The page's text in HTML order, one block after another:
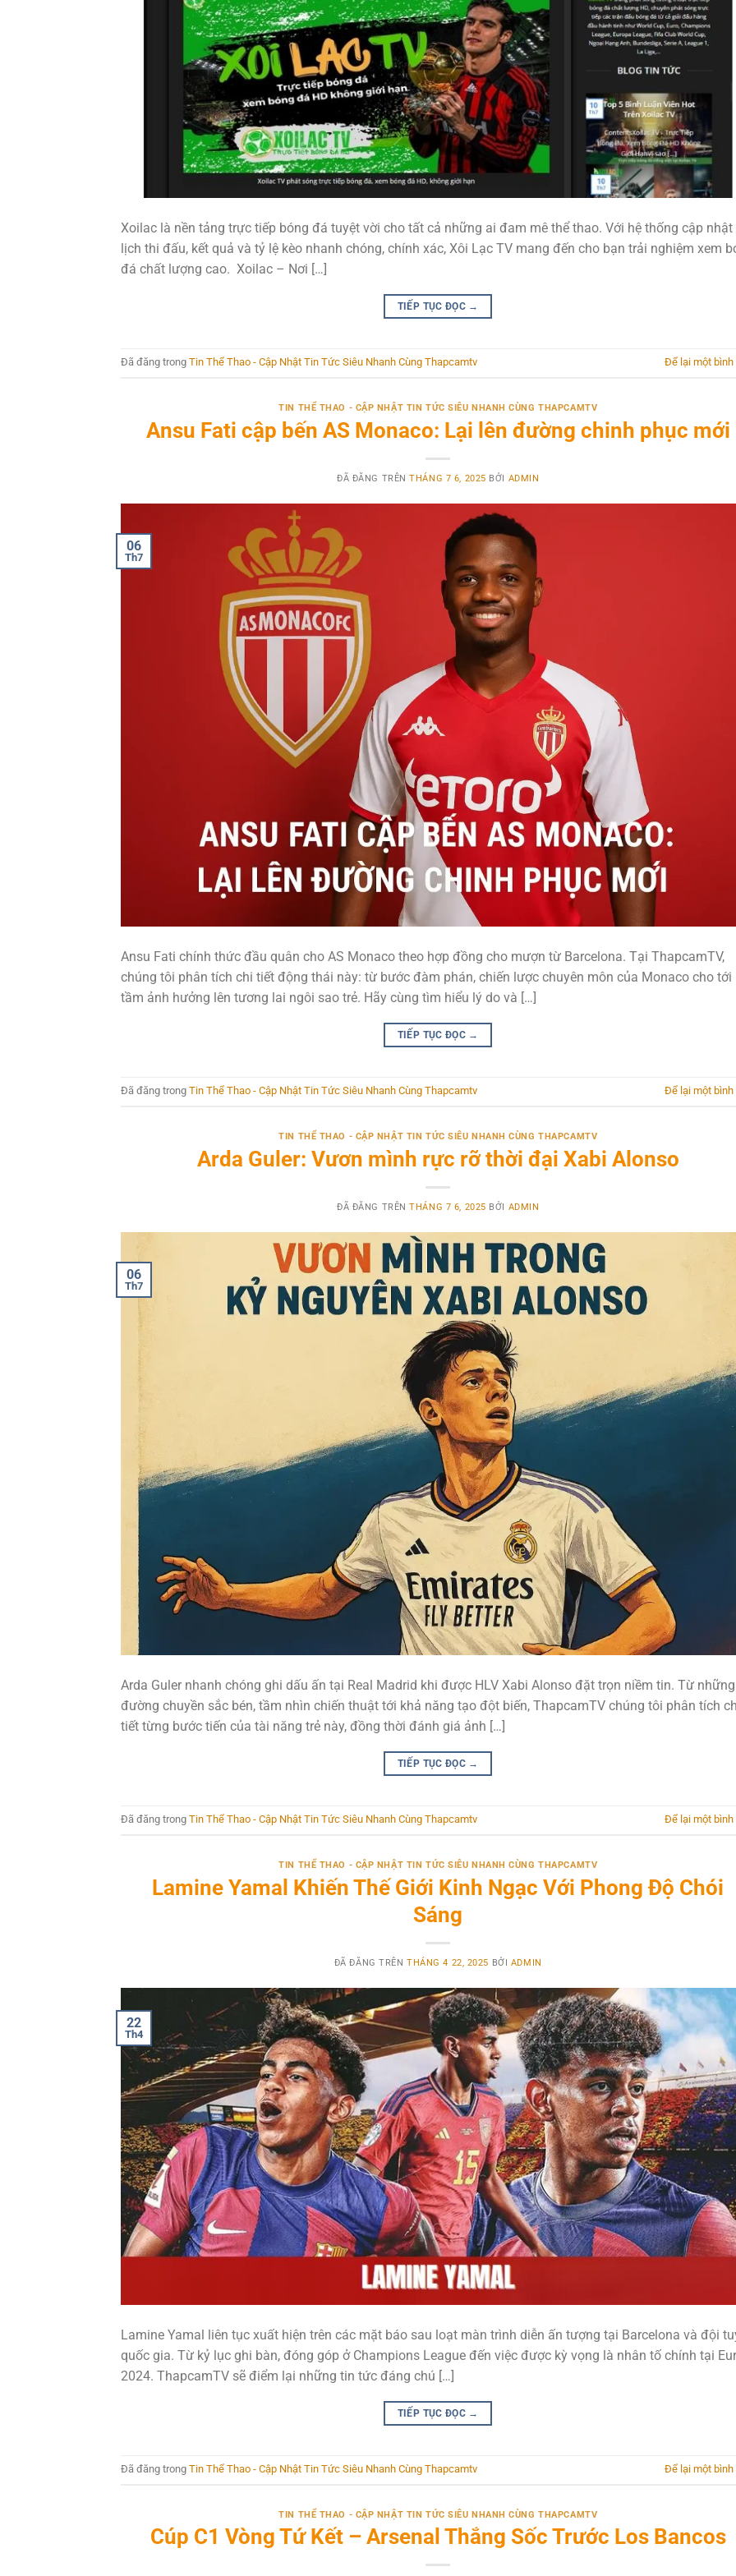
Xoilac là nền tảng trực tiếp bóng đá tuyệt vời cho tất cả những ai đam mê thể thao. Với hệ thống cập nhật
lịch thi đấu, kết quả và tỷ lệ kèo nhanh chóng, chính xác, Xôi Lạc TV mang đến cho bạn trải nghiệm xem
đá chất lượng cao. Xoilac – Nơi […]
TIẾP TỤC ĐỌC →
Đã đăng trong Tin Thể Thao - Cập Nhật Tin Tức Siêu Nhanh Cùng Thapcamtv Để lại một bình
TIN THỂ THAO - CẬP NHẬT TIN TỨC SIÊU NHANH CÙNG THAPCAMTV
Ansu Fati cập bến AS Monaco: Lại lên đường chinh phục mới
ĐÃ ĐĂNG TRÊNTHÁNG 7 6, 2025 BỞI ADMIN
06
Th7
Ansu Fati chính thức đầu quân cho AS Monaco theo hợp đồng cho mượn từ Barcelona. Tại ThapcamTV,
chúng tôi phân tích chi tiết động thái này: từ bước đàm phán, chiến lược chuyên môn của Monaco cho tới
tầm ảnh hưởng lên tương lai ngôi sao trẻ. Hãy cùng tìm hiểu lý do và […]
TIẾP TỤC ĐỌC →
Đã đăng trong Tin Thể Thao - Cập Nhật Tin Tức Siêu Nhanh Cùng Thapcamtv Để lại một bình
TIN THỂ THAO - CẬP NHẬT TIN TỨC SIÊU NHANH CÙNG THAPCAMTV
Arda Guler: Vươn mình rực rỡ thời đại Xabi Alonso
ĐÃ ĐĂNG TRÊNTHÁNG 7 6, 2025 BỞI ADMIN
06
Th7
Arda Guler nhanh chóng ghi dấu ấn tại Real Madrid khi được HLV Xabi Alonso đặt trọn niềm tin. Từ những
đường chuyền sắc bén, tầm nhìn chiến thuật tới khả năng tạo đột biến, ThapcamTV chúng tôi phân tích
tiết từng bước tiến của tài năng trẻ này, đồng thời đánh giá ảnh […]
TIẾP TỤC ĐỌC →
Đã đăng trong Tin Thể Thao - Cập Nhật Tin Tức Siêu Nhanh Cùng Thapcamtv Để lại một bình
TIN THỂ THAO - CẬP NHẬT TIN TỨC SIÊU NHANH CÙNG THAPCAMTV
Lamine Yamal Khiến Thế Giới Kinh Ngạc Với Phong Độ Chói
Sáng
ĐÃ ĐĂNG TRÊNTHÁNG 4 22, 2025 BỞI ADMIN
22
Th4
Lamine Yamal liên tục xuất hiện trên các mặt báo sau loạt màn trình diễn ấn tượng tại Barcelona và đội
quốc gia. Từ kỷ lục ghi bàn, đóng góp ở Champions League đến việc được kỳ vọng là nhân tố chính tại
2024. ThapcamTV sẽ điểm lại những tin tức đáng chú […]
TIẾP TỤC ĐỌC →
Đã đăng trong Tin Thể Thao - Cập Nhật Tin Tức Siêu Nhanh Cùng Thapcamtv Để lại một bình
TIN THỂ THAO - CẬP NHẬT TIN TỨC SIÊU NHANH CÙNG THAPCAMTV
Cúp C1 Vòng Tứ Kết – Arsenal Thắng Sốc Trước Los Bancos